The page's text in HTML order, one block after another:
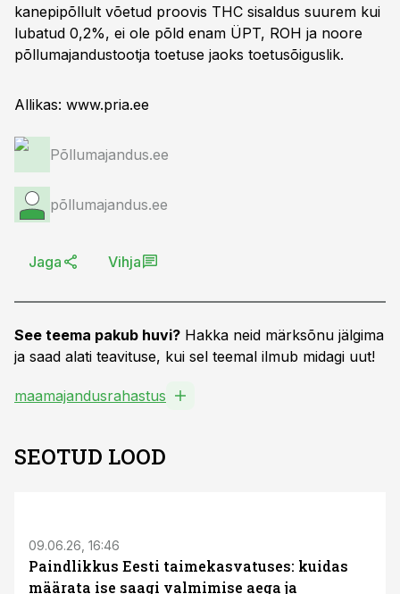
kanepipõllult võetud proovis THC sisaldus suurem kui
lubatud 0,2%, ei ole põld enam ÜPT, ROH ja noore
põllumajandustootja toetuse jaoks toetusõiguslik.
Allikas: www.pria.ee
Põllumajandus.ee
põllumajandus.ee
Jaga Vihja
See teema pakub huvi? Hakka neid märksõnu jälgima
ja saad alati teavituse, kui sel teemal ilmub midagi uut!
maamajandusrahastus
SEOTUD LOOD
09.06.26, 16:46
Paindlikkus Eesti taimekasvatuses: kuidas
määrata ise saagi valmimise aega ja